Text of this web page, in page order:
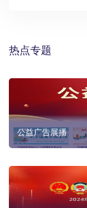
热点专题
公益广告展播